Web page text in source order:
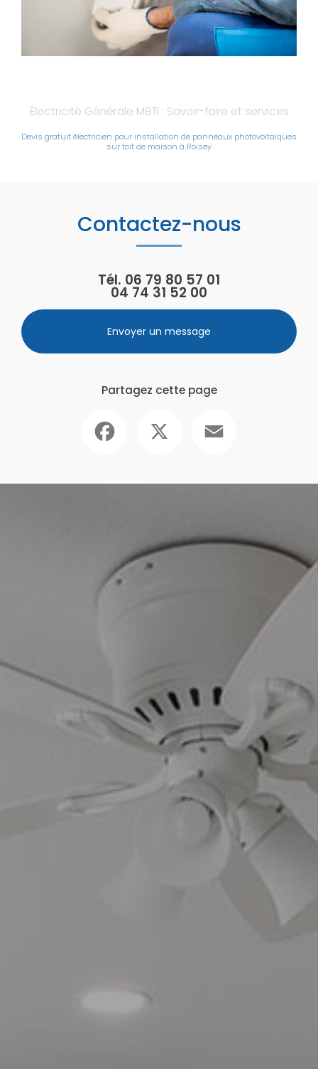
Électricité Générale MBTI : Savoir-faire et services
Devis gratuit électricien pour installation de panneaux photovoltaïques
sur toit de maison à Roisey
Contactez-nous
Tél. 06 79 80 57 01
04 74 31 52 00
Envoyer un message
Partagez cette page